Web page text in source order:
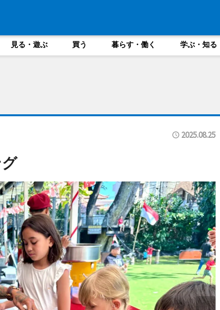
見る・遊ぶ 買う 暮らす・働く 学ぶ・知る
2025.08.25